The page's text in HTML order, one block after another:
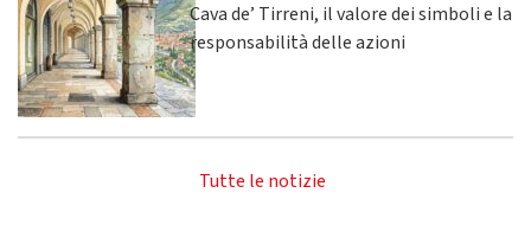
Cava de’ Tirreni, il valore dei simboli e la
responsabilità delle azioni
Tutte le notizie